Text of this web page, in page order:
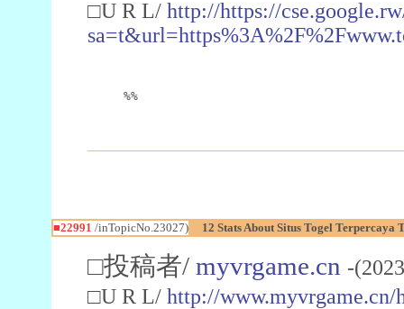
□U R L/ http://https://
%%
■22991 /inTopicNo.23027) 12 Stats About Situs Togel Terpercaya
□投稿者/ myvrgame.cn -
□U R L/ http://www.myvrgame.cn/